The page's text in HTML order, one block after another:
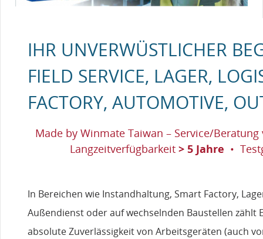
IHR UNVERWÜSTLICHER
FIELD SERVICE, LAGER,
FACTORY, AUTOMOTIVE,
Made by Winmate Taiwan – Service/
Langzeitverfügbarkeit > 5 Jahre •
In Bereichen wie Instandhaltung, Smart Factory,
Außendienst oder auf wechselnden Baustellen zählt
absolute Zuverlässigkeit von Arbeitsgeräten (auch